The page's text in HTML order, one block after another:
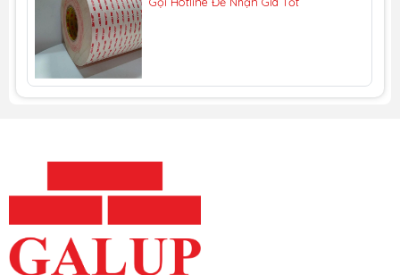
Độ dày: 1.6mm.
Chiều rộng: Gia công theo yêu cầu.
Độ bám dính (thép không rỉ): 350
N/100mm.
Nhiệt độ sử dụng lý tưởng: 21
Bảng mô tả dữ liệu kỹ thuật băng keo cường lực 3M